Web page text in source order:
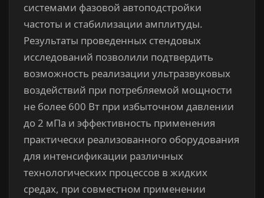
системами фазовой автоподстройки
частоты и стабилизации амплитуды.
Результаты проведенных стендовых
исследований позволили подтвердить
возможность реализации ультразвуковых
воздействий при потребляемой мощности
не более 600 Вт при избыточном давлении
до 2 мПа и эффективность применения
практически реализованного оборудования
для интенсификации различных
технологических процессов в жидких
средах, при совместном применении